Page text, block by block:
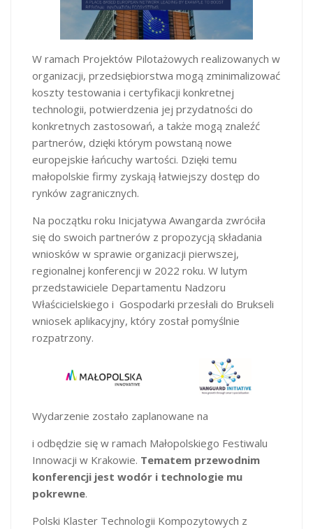
W ramach Projektów Pilotażowych realizowanych w
organizacji, przedsiębiorstwa mogą zminimalizować
koszty testowania i certyfikacji konkretnej
technologii, potwierdzenia jej przydatności do
konkretnych zastosowań, a także mogą znaleźć
partnerów, dzięki którym powstaną nowe
europejskie łańcuchy wartości. Dzięki temu
małopolskie firmy zyskają łatwiejszy dostęp do
rynków zagranicznych.
Na początku roku Inicjatywa Awangarda zwróciła
się do swoich partnerów z propozycją składania
wniosków w sprawie organizacji pierwszej,
regionalnej konferencji w 2022 roku. W lutym
przedstawiciele Departamentu Nadzoru
Właścicielskiego i Gospodarki przesłali do Brukseli
wniosek aplikacyjny, który został pomyślnie
rozpatrzony.
Wydarzenie zostało zaplanowane na
i odbędzie się w ramach Małopolskiego Festiwalu
Innowacji w Krakowie. Tematem przewodnim
konferencji jest wodór i technologie mu
pokrewne.
Polski Klaster Technologii Kompozytowych z